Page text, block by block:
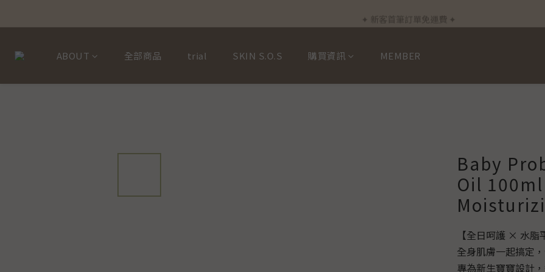
✦ 新客首筆訂單免運費 ✦
✦ 新客首筆訂單免運費 ✦
ABOUT 全部商品 trial SKIN S.O.S 購買資訊 MEMBER
Baby
Oil
【全日呵護 × 水
全身肌膚一起搞定
專為新生寶寶設計